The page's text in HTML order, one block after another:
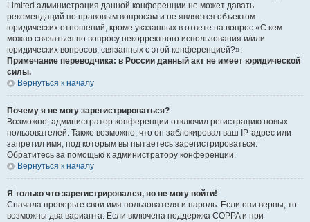
Limited администрация данной конференции не может давать
рекомендаций по правовым вопросам и не является объектом
юридических отношений, кроме указанных в ответе на вопрос «С кем
можно связаться по вопросу некорректного использования и/или
юридических вопросов, связанных с этой конференцией?».
Примечание переводчика: в России данный акт не имеет юридической
силы.
Вернуться к началу
Почему я не могу зарегистрироваться?
Возможно, администратор конференции отключил регистрацию новых
пользователей. Также возможно, что он заблокировал ваш IP-адрес или
запретил имя, под которым вы пытаетесь зарегистрироваться.
Обратитесь за помощью к администратору конференции.
Вернуться к началу
Я только что зарегистрировался, но не могу войти!
Сначала проверьте свои имя пользователя и пароль. Если они верны, то
возможны два варианта. Если включена поддержка COPPA и при